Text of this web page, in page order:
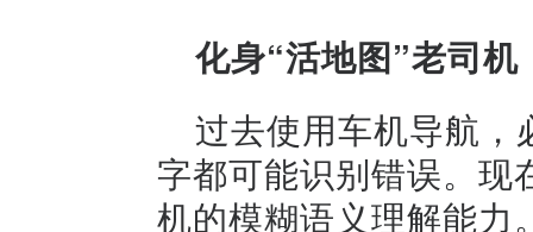
化身“活地图”老司机
过去使用车机导航，
字都可能识别错误。现
机的模糊语义理解能力